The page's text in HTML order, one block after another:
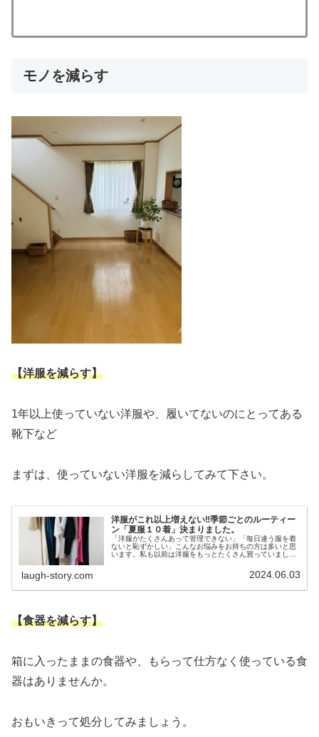
モノを減らす
【洋服を減らす】
1年以上使っていない洋服や、履いてないのにとってある
靴下など
まずは、使っていない洋服を減らしてみて下さい。
洋服がこれ以上増えない‼季節ごとのルーティー
ン「夏服１０着」決まりました。
「洋服がたくさんあって管理できない」「毎日違う服を着
ないと恥ずかしい」こんなお悩みをお持ちの方は多いと思
います。私も以前は洋服をもっとたくさん買っていまし
laugh-story.com 2024.06.03
【食器を減らす】
箱に入ったままの食器や、もらって仕方なく使っている食
器はありませんか。
おもいきって処分してみましょう。